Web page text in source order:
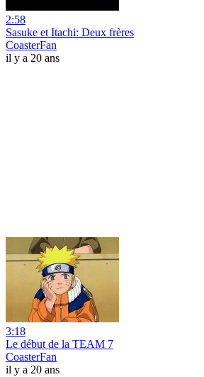
2:58
Sasuke et Itachi: Deux frères
CoasterFan
il y a 20 ans
3:18
Le début de la TEAM 7
CoasterFan
il y a 20 ans